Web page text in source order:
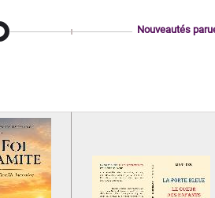
Nouveautés